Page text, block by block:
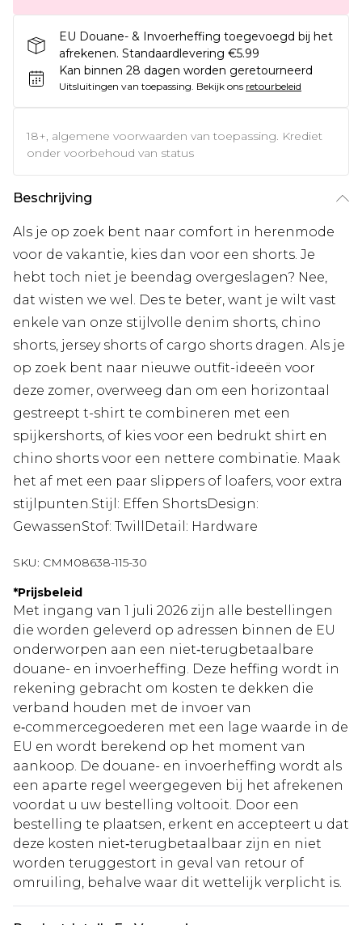
EU Douane- & Invoerheffing toegevoegd bij het
afrekenen. Standaardlevering €5.99
Kan binnen 28 dagen worden geretourneerd
Uitsluitingen van toepassing. Bekijk ons retourbeleid
18+, algemene voorwaarden van toepassing. Krediet
onder voorbehoud van status
Beschrijving
Als je op zoek bent naar comfort in herenmode
voor de vakantie, kies dan voor een shorts. Je
hebt toch niet je beendag overgeslagen? Nee,
dat wisten we wel. Des te beter, want je wilt vast
enkele van onze stijlvolle denim shorts, chino
shorts, jersey shorts of cargo shorts dragen. Als je
op zoek bent naar nieuwe outfit-ideeën voor
deze zomer, overweeg dan om een horizontaal
gestreept t-shirt te combineren met een
spijkershorts, of kies voor een bedrukt shirt en
chino shorts voor een nettere combinatie. Maak
het af met een paar slippers of loafers, voor extra
stijlpunten.Stijl: Effen ShortsDesign:
GewassenStof: TwillDetail: Hardware
SKU: CMM08638-115-30
*Prijsbeleid
Met ingang van 1 juli 2026 zijn alle bestellingen
die worden geleverd op adressen binnen de EU
onderworpen aan een niet‑terugbetaalbare
douane- en invoerheffing. Deze heffing wordt in
rekening gebracht om kosten te dekken die
verband houden met de invoer van
e‑commercegoederen met een lage waarde in de
EU en wordt berekend op het moment van
aankoop. De douane- en invoerheffing wordt als
een aparte regel weergegeven bij het afrekenen
voordat u uw bestelling voltooit. Door een
bestelling te plaatsen, erkent en accepteert u dat
deze kosten niet‑terugbetaalbaar zijn en niet
worden teruggestort in geval van retour of
omruiling, behalve waar dit wettelijk verplicht is.